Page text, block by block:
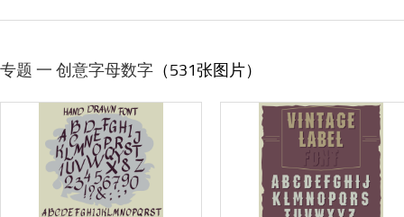
专题 一 创意字母数字 （531张图片）